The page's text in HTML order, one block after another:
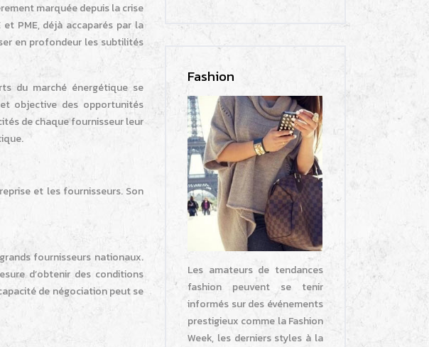
marquée depuis la crise
PME, déjà accaparés par la
en profondeur les subtilités
du marché énergétique se
objective des opportunités
de chaque fournisseur leur
et les fournisseurs. Son
fournisseurs nationaux.
d’obtenir des conditions
de négociation peut se
Fashion
Les amateurs de tendances
fashion peuvent se tenir
informés sur des événements
prestigieux comme la Fashion
Week, les derniers styles à la